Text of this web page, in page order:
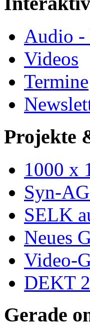
Audio -
Videos
Termine
Projekte
1000 x
Syn-
SELK
Neues
Video-
DEKT
Gerade